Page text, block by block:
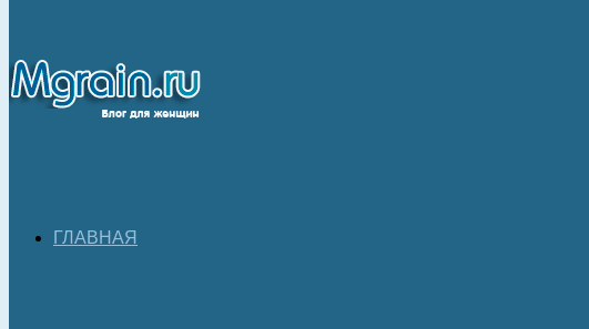
ГЛАВНАЯ